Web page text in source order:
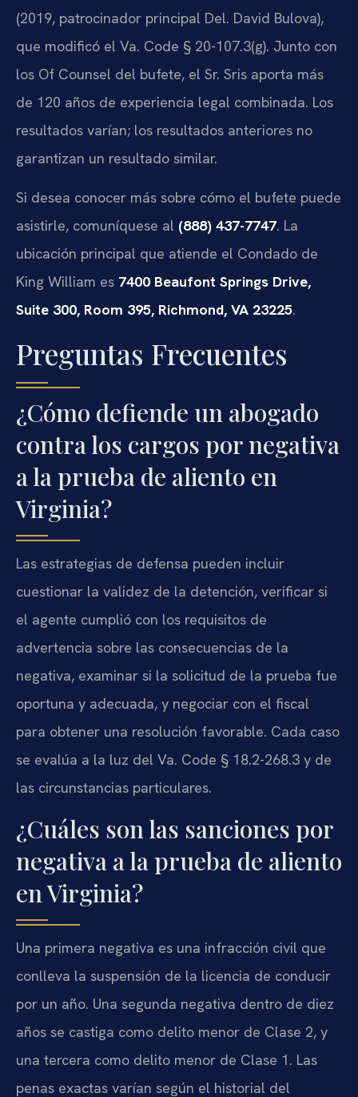
(2019, patrocinador principal Del. David Bulova),
que modificó el Va. Code § 20-107.3(g). Junto con
los Of Counsel del bufete, el Sr. Sris aporta más
de 120 años de experiencia legal combinada. Los
resultados varían; los resultados anteriores no
garantizan un resultado similar.
Si desea conocer más sobre cómo el bufete puede
asistirle, comuníquese al (888) 437-7747. La
ubicación principal que atiende el Condado de
King William es 7400 Beaufont Springs Drive,
Suite 300, Room 395, Richmond, VA 23225.
Preguntas Frecuentes
¿Cómo defiende un abogado
contra los cargos por negativa
a la prueba de aliento en
Virginia?
Las estrategias de defensa pueden incluir
cuestionar la validez de la detención, verificar si
el agente cumplió con los requisitos de
advertencia sobre las consecuencias de la
negativa, examinar si la solicitud de la prueba fue
oportuna y adecuada, y negociar con el fiscal
para obtener una resolución favorable. Cada caso
se evalúa a la luz del Va. Code § 18.2-268.3 y de
las circunstancias particulares.
¿Cuáles son las sanciones por
negativa a la prueba de aliento
en Virginia?
Una primera negativa es una infracción civil que
conlleva la suspensión de la licencia de conducir
por un año. Una segunda negativa dentro de diez
años se castiga como delito menor de Clase 2, y
una tercera como delito menor de Clase 1. Las
penas exactas varían según el historial del